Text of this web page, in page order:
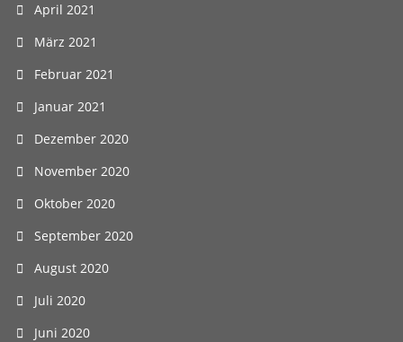
April 2021
März 2021
Februar 2021
Januar 2021
Dezember 2020
November 2020
Oktober 2020
September 2020
August 2020
Juli 2020
Juni 2020